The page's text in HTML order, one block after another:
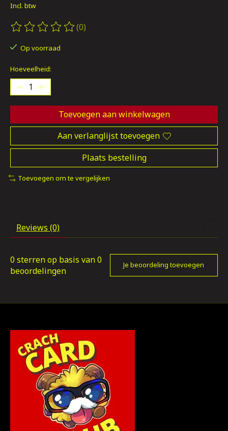
Incl. btw
De beoordeling van dit product is
(0)
Op voorraad
Hoeveelheid:
Toevoegen aan winkelwagen
Aan verlanglijst toevoegen
Plaats bestelling
Toevoegen om te vergelijken
Reviews (0)
0 sterren op basis van0
beoordelingen
Je beoordeling toevoegen